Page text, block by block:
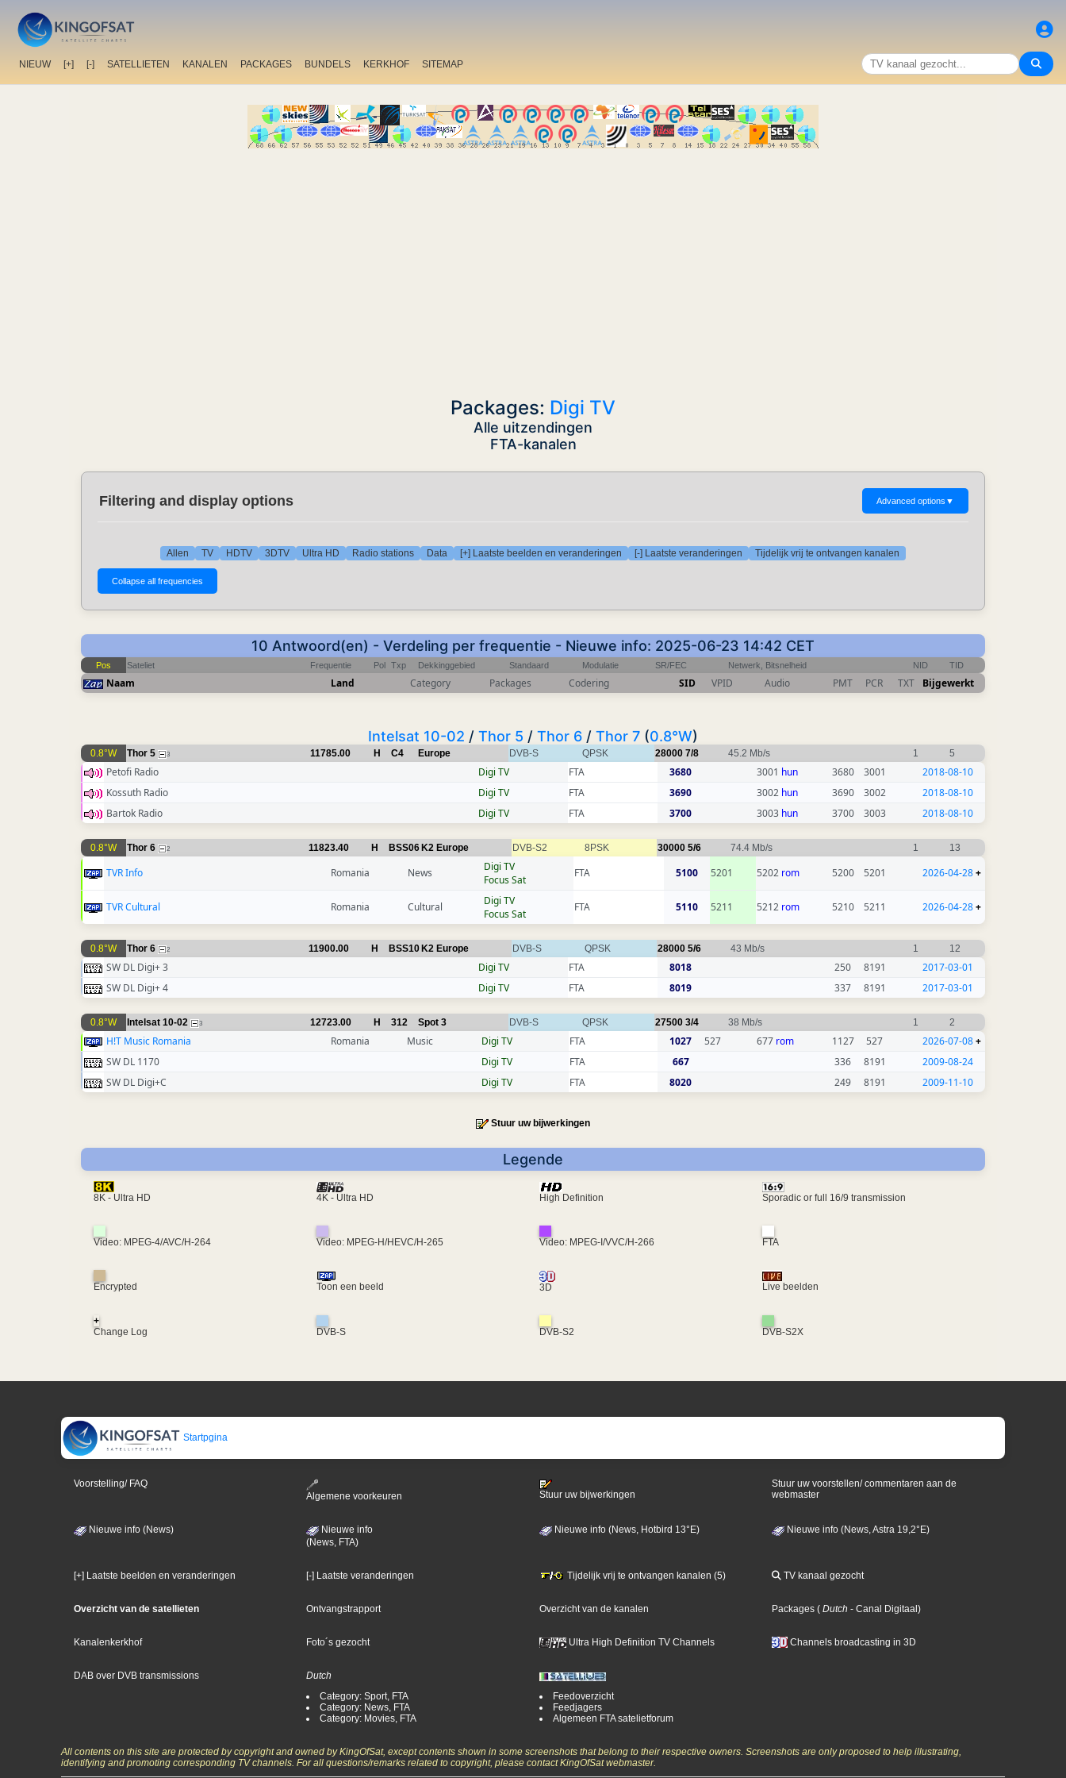
NIEUW [+] [-] SATELLIETEN KANALEN PACKAGES BUNDELS KERKHOF SITEMAP
Packages: Digi TV
Alle uitzendingen
FTA-kanalen
Filtering and display options Advanced options ▼
Allen TV HDTV 3DTV Ultra HD Radio stations Data [+] Laatste beelden en veranderingen [-] Laatste veranderingen Tijdelijk vrij te ontvangen kanalen
10 Antwoord(en) - Verdeling per frequentie - Nieuwe info: 2025-06-23 14:42 CET
Pos Sateliet Frequentie Pol Txp Dekkinggebied Standaard Modulatie SR/FEC Netwerk, Bitsnelheid NID TID
Naam Land Category Packages Codering SID VPID Audio PMT PCR TXT Bijgewerkt
Intelsat 10-02 / Thor 5 / Thor 6 / Thor 7 (0.8°W)
0.8°W Thor 5 3 11785.00 H C4 Europe DVB-S QPSK 28000 7/8 45.2 Mb/s 1 5
Petofi Radio Digi TV FTA 3680 3001 hun 3680 3001
2018-08-10
Kossuth Radio
Digi TV FTA 3690 3002 hun 3690 3002
2018-08-10
Bartok Radio
Digi TV FTA 3700 3003 hun 3700 3003 2018-08-10
0.8°W Thor 6 2 11823.40 H BSS06 K2 Europe DVB-S2 8PSK 30000 5/6 74.4 Mb/s 1 13
TVR Info Romania News
Digi TV
Focus Sat
FTA 5100 5201 5202 rom 5200 5201 2026-04-28+
TVR Cultural Romania Cultural
Digi TV
Focus Sat
FTA 5110 5211 5212 rom 5210 5211 2026-04-28+
0.8°W Thor 6 2 11900.00 H BSS10 K2 Europe DVB-S QPSK 28000 5/6 43 Mb/s 1 12
SW DL Digi+ 3 Digi TV FTA 8018 250 8191
2017-03-01
SW DL Digi+ 4
Digi TV FTA 8019 337 8191 2017-03-01
0.8°W Intelsat 10-02 3 12723.00 H 312 Spot 3 DVB-S QPSK 27500 3/4 38 Mb/s 1 2
H!T Music Romania Romania Music Digi TV FTA 1027 527 677 rom 1127 527 2026-07-08+
SW DL 1170
Digi TV FTA 667 336 8191
2009-08-24
SW DL Digi+C
Digi TV FTA 8020 249 8191 2009-11-10
Stuur uw bijwerkingen
Legende
8K - Ultra HD 4K - Ultra HD High Definition Sporadic or full 16/9 transmission
Video: MPEG-4/AVC/H-264 Video: MPEG-H/HEVC/H-265 Video: MPEG-I/VVC/H-266 FTA
Encrypted Toon een beeld 3D Live beelden
+
Change Log
DVB-S DVB-S2 DVB-S2X
Startpgina
Voorstelling/ FAQ
Algemene voorkeuren
Stuur uw bijwerkingen
Stuur uw voorstellen/ commentaren aan de
webmaster
Nieuwe info (News)
Nieuwe info
(News, FTA)
Nieuwe info (News, Hotbird 13°E) Nieuwe info (News, Astra 19,2°E)
[+] Laatste beelden en veranderingen [-] Laatste veranderingen Tijdelijk vrij te ontvangen kanalen (5) TV kanaal gezocht
Overzicht van de satellieten Ontvangstrapport Overzicht van de kanalen Packages ( Dutch - Canal Digitaal)
Kanalenkerkhof Foto´s gezocht Ultra High Definition TV Channels Channels broadcasting in 3D
DAB over DVB transmissions
Dutch
Category: Sport, FTA
Category: News, FTA
Category: Movies, FTA
Feedoverzicht
Feedjagers
Algemeen FTA satelietforum
All contents on this site are protected by copyright and owned by KingOfSat, except contents shown in some screenshots that belong to their respective owners. Screenshots are only proposed to help illustrating,
identifying and promoting corresponding TV channels. For all questions/remarks related to copyright, please contact KingOfSat webmaster.